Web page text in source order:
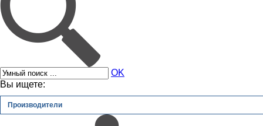
OK
Вы ищете:
Производители